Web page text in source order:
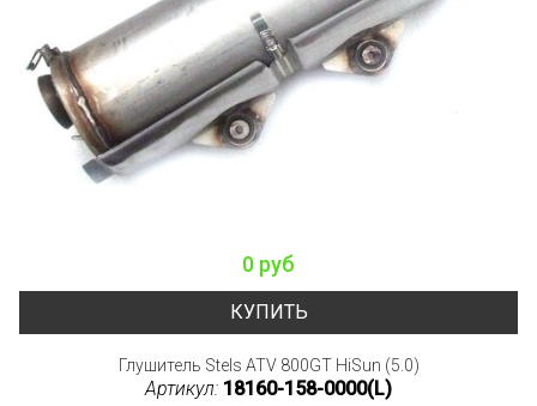
0 руб
КУПИТЬ
Глушитель Stels ATV 800GT HiSun (5.0)
Артикул: 18160-158-0000(L)